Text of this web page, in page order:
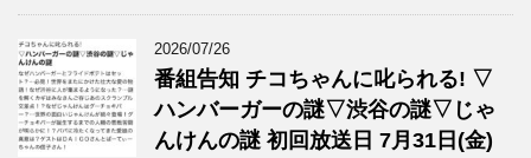
2026/07/26
番組告知 チコちゃんに叱られる! ▽
ハンバーガーの謎▽渋谷の謎▽じゃ
んけんの謎 初回放送日 7月31日(金)